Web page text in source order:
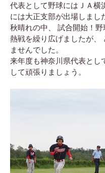
代表として野球にはＪＡ横
には大正支部が出場しまし
秋晴れの中、 試合開始！
熱戦を繰り広げましたが、
ませんでした。
来年度も神奈川県代表とし
して頑張りましょう。